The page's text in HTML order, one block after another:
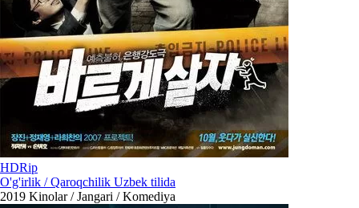
HDRip
O'g'irlik / Qaroqchilik Uzbek tilida
2019 Kinolar / Jangari / Komediya